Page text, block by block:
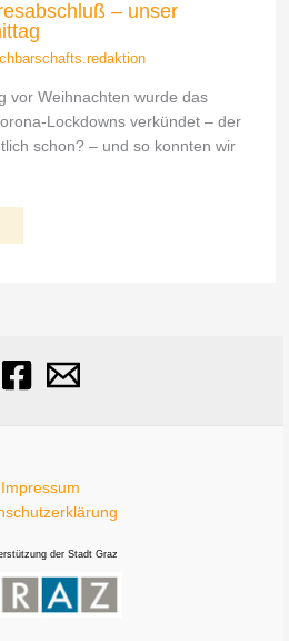
– unser
vor Weihnachten wurde das
Lockdowns verkündet – der
schon? – und so konnten wir
Impressum
der Stadt Graz